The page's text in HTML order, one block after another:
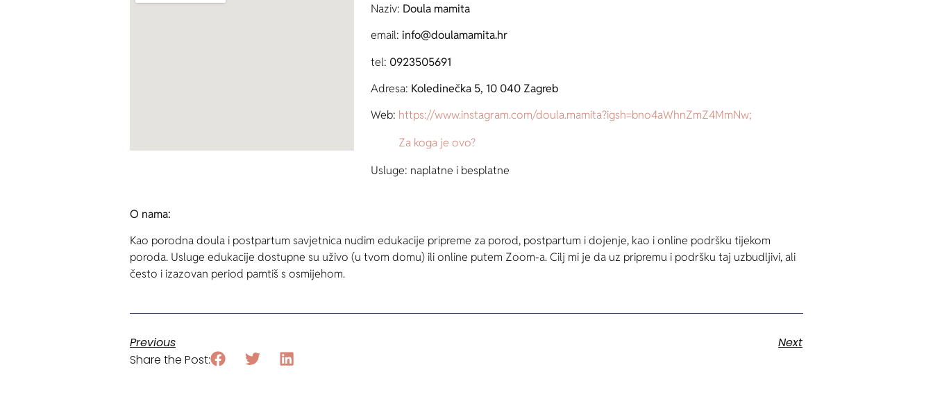
Naziv: Doula mamita
email:info@doulamamita.hr
tel: 0923505691
Adresa: Koledinečka 5, 10 040 Zagreb
Web: https://www.instagram.com/doula.mamita?igsh=bno4aWhnZmZ4MmNw;
Za koga je ovo?
Usluge: naplatne i besplatne
O nama:
Kao porodna doula i postpartum savjetnica nudim edukacije pripreme za porod, postpartum i dojenje, kao i online podršku tijekom
poroda. Usluge edukacije dostupne su uživo (u tvom domu) ili online putem Zoom-a. Cilj mi je da uz pripremu i podršku taj uzbudljivi, ali
često i izazovan period pamtiš s osmijehom.
Previous
Next
Share the Post: